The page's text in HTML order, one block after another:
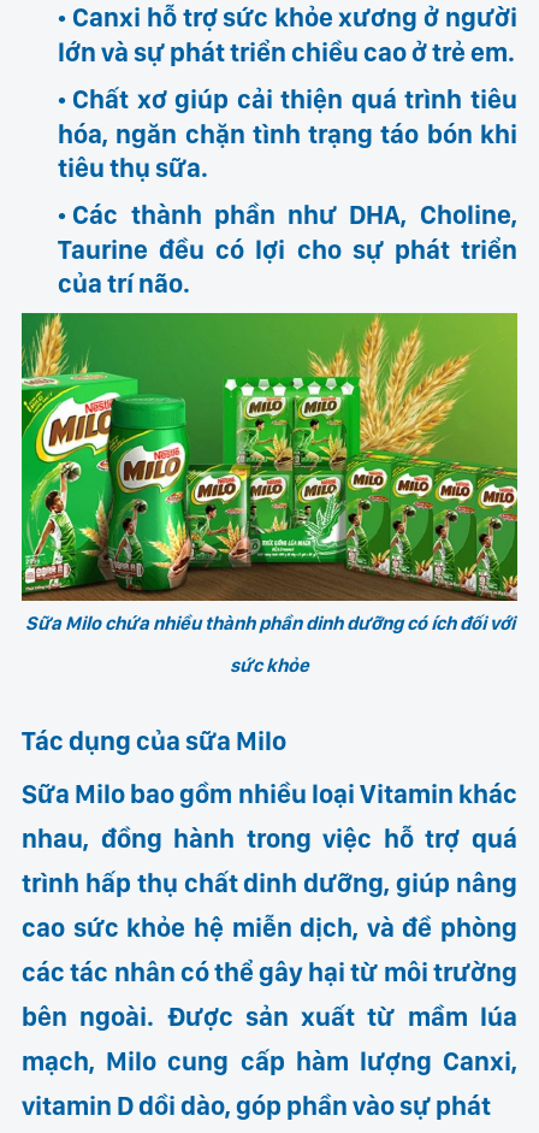
Canxi hỗ trợ sức khỏe xương ở người
lớn và sự phát triển chiều cao ở trẻ em.
Chất xơ giúp cải thiện quá trình tiêu
hóa, ngăn chặn tình trạng táo bón khi
tiêu thụ sữa.
Các thành phần như DHA, Choline,
Taurine đều có lợi cho sự phát triển
của trí não.
Sữa Milo chứa nhiều thành phần dinh dưỡng có ích đối với
sức khỏe
Tác dụng của sữa Milo
Sữa Milo bao gồm nhiều loại Vitamin khác
nhau, đồng hành trong việc hỗ trợ quá
trình hấp thụ chất dinh dưỡng, giúp nâng
cao sức khỏe hệ miễn dịch, và đề phòng
các tác nhân có thể gây hại từ môi trường
bên ngoài. Được sản xuất từ mầm lúa
mạch, Milo cung cấp hàm lượng Canxi,
vitamin D dồi dào, góp phần vào sự phát